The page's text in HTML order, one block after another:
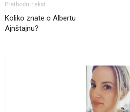
Prethodni tekst
Koliko znate o Albertu
Ajnštajnu?